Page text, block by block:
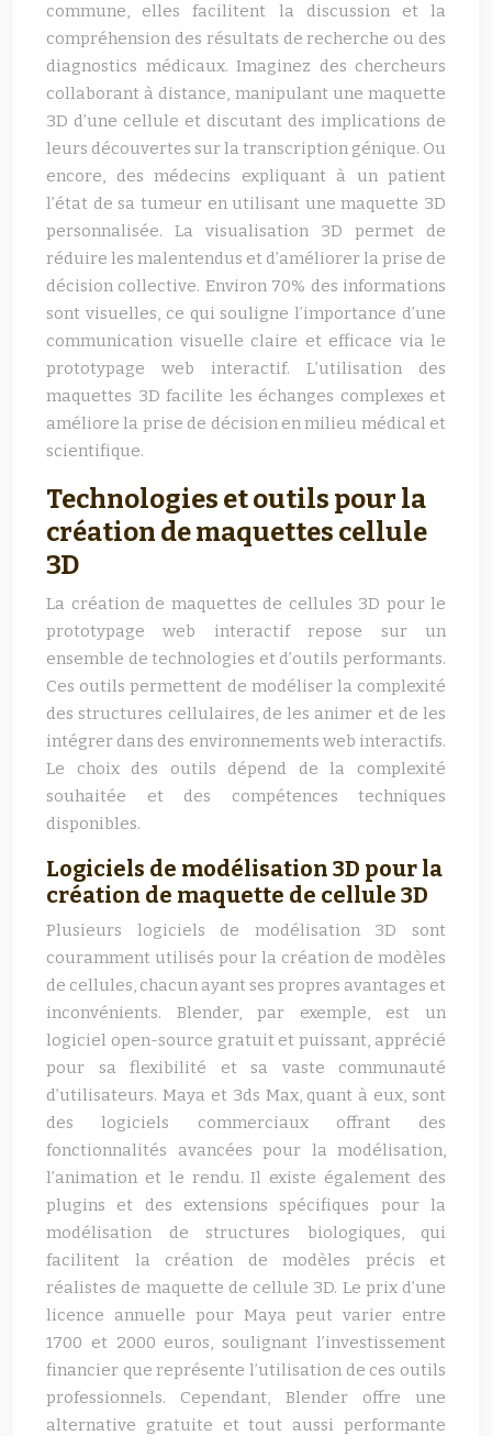
commune, elles facilitent la discussion et la
compréhension des résultats de recherche ou des
diagnostics médicaux. Imaginez des chercheurs
collaborant à distance, manipulant une maquette
3D d’une cellule et discutant des implications de
leurs découvertes sur la transcription génique. Ou
encore, des médecins expliquant à un patient
l’état de sa tumeur en utilisant une maquette 3D
personnalisée. La visualisation 3D permet de
réduire les malentendus et d’améliorer la prise de
décision collective. Environ 70% des informations
sont visuelles, ce qui souligne l’importance d’une
communication visuelle claire et efficace via le
prototypage web interactif. L’utilisation des
maquettes 3D facilite les échanges complexes et
améliore la prise de décision en milieu médical et
scientifique.
Technologies et outils pour la
création de maquettes cellule
3D
La création de maquettes de cellules 3D pour le
prototypage web interactif repose sur un
ensemble de technologies et d’outils performants.
Ces outils permettent de modéliser la complexité
des structures cellulaires, de les animer et de les
intégrer dans des environnements web interactifs.
Le choix des outils dépend de la complexité
souhaitée et des compétences techniques
disponibles.
Logiciels de modélisation 3D pour la
création de maquette de cellule 3D
Plusieurs logiciels de modélisation 3D sont
couramment utilisés pour la création de modèles
de cellules, chacun ayant ses propres avantages et
inconvénients. Blender, par exemple, est un
logiciel open-source gratuit et puissant, apprécié
pour sa flexibilité et sa vaste communauté
d’utilisateurs. Maya et 3ds Max, quant à eux, sont
des logiciels commerciaux offrant des
fonctionnalités avancées pour la modélisation,
l’animation et le rendu. Il existe également des
plugins et des extensions spécifiques pour la
modélisation de structures biologiques, qui
facilitent la création de modèles précis et
réalistes de maquette de cellule 3D. Le prix d’une
licence annuelle pour Maya peut varier entre
1700 et 2000 euros, soulignant l’investissement
financier que représente l’utilisation de ces outils
professionnels. Cependant, Blender offre une
alternative gratuite et tout aussi performante